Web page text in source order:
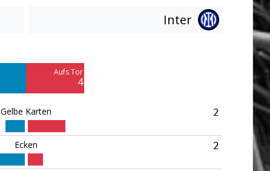
Inter
Aufs Tor
4
Gelbe Karten 2
Ecken 2